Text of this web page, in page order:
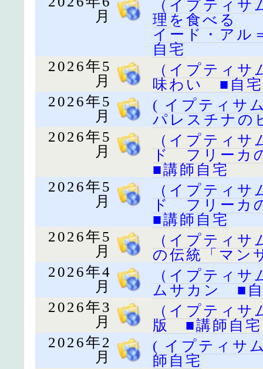
月
（イプティ
理を食べる
イード・アル
自宅
2026年5
月
（イプティ
味わい ■自宅
2026年5
月
( イプティサ
パレスチナ
2026年5
月
（イプティ
ド フリー
■講師自宅
2026年5
月
（イプティ
ド フリー
■講師自宅
2026年5
月
（イプティ
の伝統「マン
2026年4
月
（イプティ
ムサカン ■
2026年3
月
（イプティ
版 ■講師自宅
2026年2
月
( イプティ
師自宅